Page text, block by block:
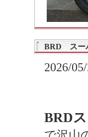
BRD スー
2026/
BRD